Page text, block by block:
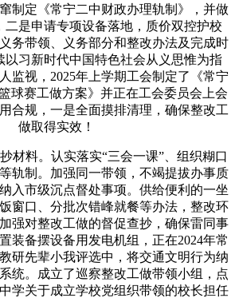
制定《常宁二中财政办理轨制》，并做
二是申请专项设备落地，质价双控护校
务带领、义务部分和整改办法及完成时
以习新时代中国特色社会从义思惟为指
监视，2025年上学期工会制定了《常宁
球赛工做方案》并正在工会委员会上会
合规，一是全面摸排清理，确保整改工
做取得实效！
料。认实落实“三会一课”、组织糊口
轨制。加强同一带领，不竭提拔办事质
入市级沉点督处事项。供给便利的一坐
窗口、分批次错峰就餐等办法，整改环
强对整改工做的督促查抄，确保雷同事
装备摆设备用发电机组，正在2024年常
研先辈小我评选中，将交通文明行为纳
统。成立了巡察整改工做带领小组，点
学关于成立学校党组织带领的校长担任